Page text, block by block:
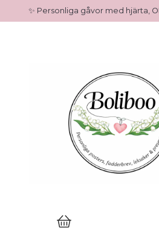
✨ Personliga gåvor med hjärta,